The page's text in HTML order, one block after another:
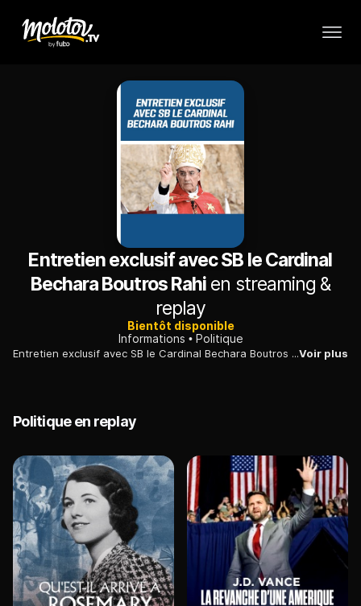
Entretien exclusif avec SB le Cardinal
Bechara Boutros Rahi en streaming &
replay
Bientôt disponible
Informations
Politique
Entretien exclusif avec SB le Cardinal Bechara Boutros Rahi. Patriarche maronites d'Antioche et de tout l'Orient.Voir plus
Politique en replay